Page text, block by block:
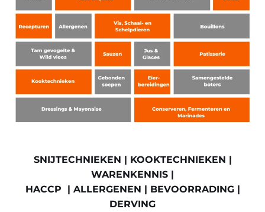
SNIJTECHNIEKEN | KOOKTECHNIEKEN |
WARENKENNIS |
HACCP | ALLERGENEN | BEVOORRADING |
DERVING